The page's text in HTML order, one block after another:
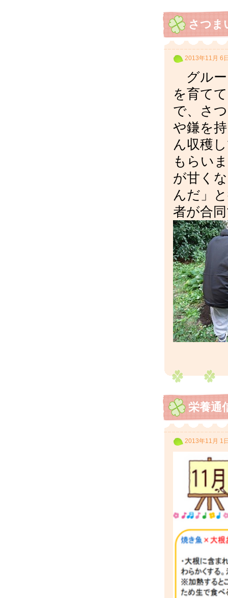
さつま
2013年11月 6
グルー
を育て
で、さ
や鎌を
ん収穫
もらい
が甘く
んだ」
者が合
栄養通
2013年11月 1